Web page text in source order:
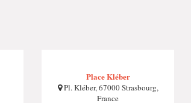
Place Kléber
Pl. Kléber, 67000 Strasbourg,
France